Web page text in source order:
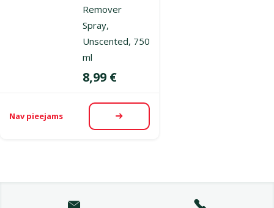
Remover
Spray,
Unscented, 750
ml
Cena
8,99 €
Nav pieejams Apskatīt